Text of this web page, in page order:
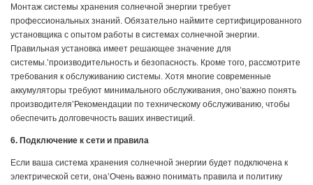
Монтаж системы хранения солнечной энергии требует
профессиональных знаний. Обязательно наймите сертифицированного
установщика с опытом работы в системах солнечной энергии.
Правильная установка имеет решающее значение для
системы.’производительность и безопасность. Кроме того, рассмотрите
требования к обслуживанию системы. Хотя многие современные
аккумуляторы требуют минимального обслуживания, оно’важно понять
производителя’Рекомендации по техническому обслуживанию, чтобы
обеспечить долговечность ваших инвестиций.
6. Подключение к сети и правила
Если ваша система хранения солнечной энергии будет подключена к
электрической сети, она’Очень важно понимать правила и политику